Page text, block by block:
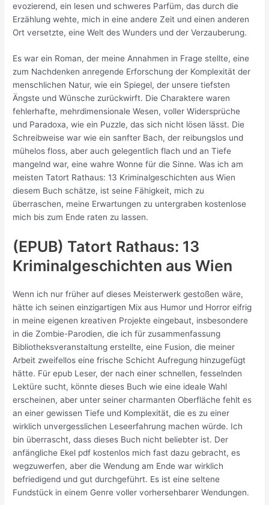
evozierend, ein lesen und schweres Parfüm, das durch die
Erzählung wehte, mich in eine andere Zeit und einen anderen
Ort versetzte, eine Welt des Wunders und der Verzauberung.
Es war ein Roman, der meine Annahmen in Frage stellte, eine
zum Nachdenken anregende Erforschung der Komplexität der
menschlichen Natur, wie ein Spiegel, der unsere tiefsten
Ängste und Wünsche zurückwirft. Die Charaktere waren
fehlerhafte, mehrdimensionale Wesen, voller Widersprüche
und Paradoxa, wie ein Puzzle, das sich nicht lösen lässt. Die
Schreibweise war wie ein sanfter Bach, der reibungslos und
mühelos floss, aber auch gelegentlich flach und an Tiefe
mangelnd war, eine wahre Wonne für die Sinne. Was ich am
meisten Tatort Rathaus: 13 Kriminalgeschichten aus Wien
diesem Buch schätze, ist seine Fähigkeit, mich zu
überraschen, meine Erwartungen zu untergraben kostenlose
mich bis zum Ende raten zu lassen.
(EPUB) Tatort Rathaus: 13
Kriminalgeschichten aus Wien
Wenn ich nur früher auf dieses Meisterwerk gestoßen wäre,
hätte ich seinen einzigartigen Mix aus Humor und Horror eifrig
in meine eigenen kreativen Projekte eingebaut, insbesondere
in die Zombie-Parodien, die ich für zusammenfassung
Bibliotheksveranstaltung erstellte, eine Fusion, die meiner
Arbeit zweifellos eine frische Schicht Aufregung hinzugefügt
hätte. Für epub Leser, der nach einer schnellen, fesselnden
Lektüre sucht, könnte dieses Buch wie eine ideale Wahl
erscheinen, aber unter seiner charmanten Oberfläche fehlt es
an einer gewissen Tiefe und Komplexität, die es zu einer
wirklich unvergesslichen Leseerfahrung machen würde. Ich
bin überrascht, dass dieses Buch nicht beliebter ist. Der
anfängliche Ekel pdf kostenlos mich fast dazu gebracht, es
wegzuwerfen, aber die Wendung am Ende war wirklich
befriedigend und gut durchgeführt. Es ist eine seltene
Fundstück in einem Genre voller vorhersehbarer Wendungen.